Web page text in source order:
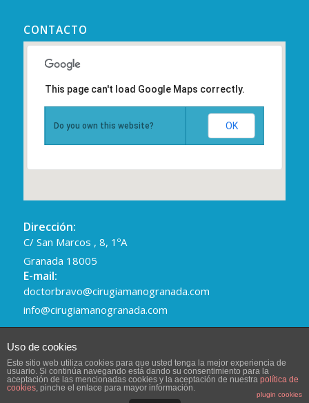
CONTACTO
This page can't load Google Maps correctly.
Do you own this website? OK
Dirección:
C/ San Marcos , 8, 1ºA
Granada 18005
E-mail:
doctorbravo@cirugiamanogranada.com
info@cirugiamanogranada.com
© Copyright - Cirugia Mano Granada -Aviso legal Enfold Theme by
Uso de cookies
Este sitio web utiliza cookies para que usted tenga la mejor experiencia de
usuario. Si continúa navegando está dando su consentimiento para la
aceptación de las mencionadas cookies y la aceptación de nuestra política de
cookies, pinche el enlace para mayor información.
plugin cookies